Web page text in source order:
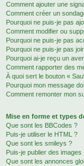
Comment ajouter une
Comment créer un
Pourquoi ne puis-je pas
Comment modifier ou
Pourquoi ne puis-je pas
Pourquoi ne puis-je pas
Pourquoi ai-je reçu un
Comment rapporter des
À quoi sert le bouton «
Pourquoi mon message
Comment remonter mon
Mise en forme et types
Que sont les BBCodes ?
Puis-je utiliser le HTML ?
Que sont les smileys ?
Puis-je publier des images
Que sont les annonces